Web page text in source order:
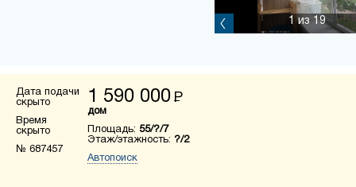
1 из 19
Дата подачи
скрыто
Время
скрыто
№ 687457
1 590 000 Р
дом
Площадь: 55/?/7
Этаж/этажность: ?/2
Автопоиск